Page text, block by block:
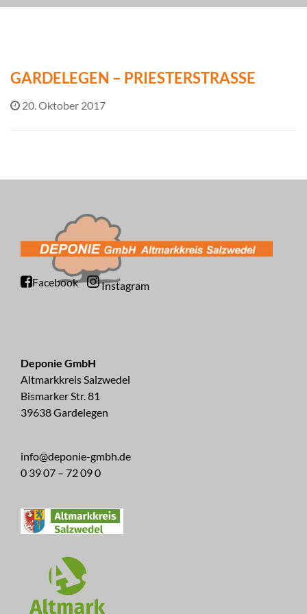
GARDELEGEN – PRIESTERSTRASSE
20. Oktober 2017
Facebook Instagram
Deponie GmbH
Altmarkkreis Salzwedel
Bismarker Str. 81
39638 Gardelegen
info@deponie-gmbh.de
0 39 07 – 72 09 0